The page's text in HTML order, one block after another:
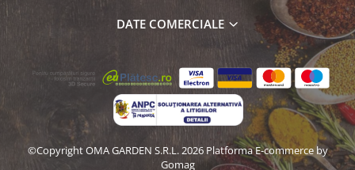
DATE COMERCIALE
©Copyright OMA GARDEN S.R.L. 2026 Platforma E-commerce by
Gomag